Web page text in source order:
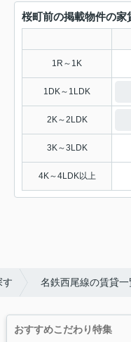
桜町前の掲載物件の家
1R～1K
1DK～1LDK
2K～2LDK
3K～3LDK
4K～4LDK以上
す 名鉄西尾線の賃貸一
おすすめこだわり特集